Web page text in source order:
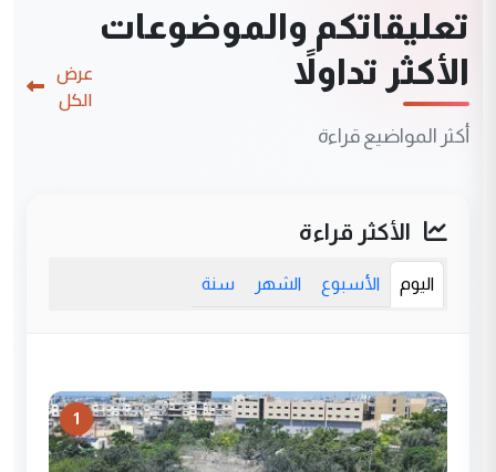
تعليقاتكم والموضوعات
الأكثر تداولاً
أكثر المواضيع قراءة
عرض
الكل
الأكثر قراءة
اليوم الأسبوع الشهر سنة
1